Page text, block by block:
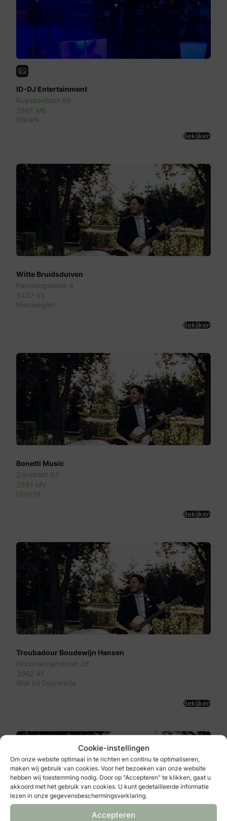
Cookie-instellingen
Om onze website optimaal in te richten en continu te optimaliseren,
maken wij gebruik van cookies. Voor het bezoeken van onze website
hebben wij toestemming nodig. Door op "Accepteren" te klikken, gaat u
akkoord met het gebruik van cookies. U kunt gedetailleerde informatie
lezen in onze gegevensbeschermingsverklaring.
Accepteren
ID-DJ Entertainment
Ruysdaellaan 86
3861 MB
Nijkerk
Bekijken
Witte Bruidsduiven
Pauwoogweide 4
3437 VX
Nieuwegein
Bekijken
Bonetti Music
Zonstraat 82
3581 MV
Utrecht
Bekijken
Troubadour Boudewijn Hansen
Noormannenstraat 38
3962 AT
Wijk bij Duurstede
Bekijken